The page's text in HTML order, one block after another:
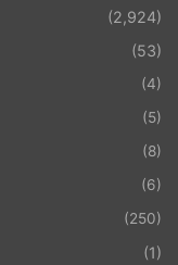
(2,924)
(53)
(4)
(5)
(8)
(6)
(250)
(1)